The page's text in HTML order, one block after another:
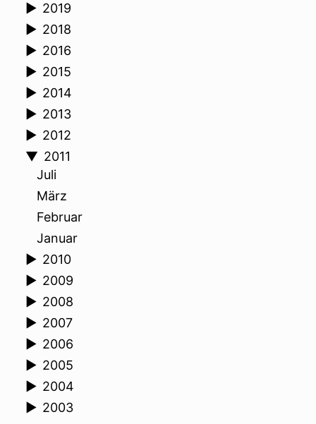
► 2019
► 2018
► 2016
► 2015
► 2014
► 2013
► 2012
▼ 2011
Juli
März
Februar
Januar
► 2010
► 2009
► 2008
► 2007
► 2006
► 2005
► 2004
► 2003